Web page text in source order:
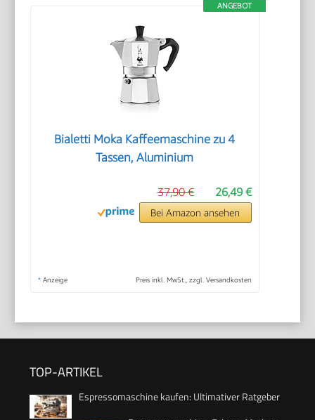
ANGEBOT
Bialetti Moka Kaffeemaschine zu 4
Tassen, Aluminium
26,49 €
37,90 €
Bei Amazon ansehen
* Anzeige Preis inkl. MwSt., zzgl. Versandkosten
TOP-ARTIKEL
Espressomaschine kaufen: Ultimativer Ratgeber